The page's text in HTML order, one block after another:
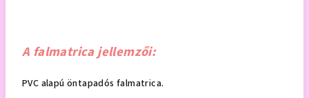
A falmatrica jellemzői:
PVC alapú öntapadós falmatrica.